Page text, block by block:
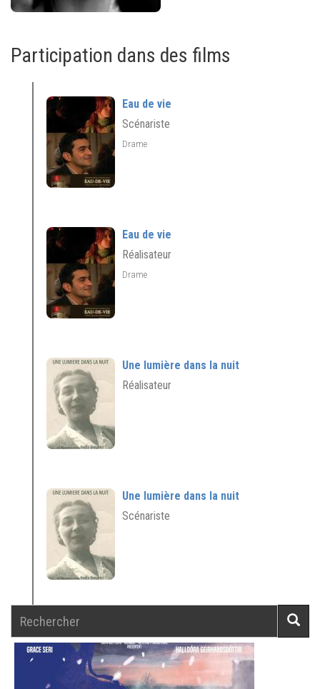
Participation dans des films
Eau de vie
Scénariste
Drame
Eau de vie
Réalisateur
Drame
Une lumière dans la nuit
Réalisateur
Une lumière dans la nuit
Scénariste